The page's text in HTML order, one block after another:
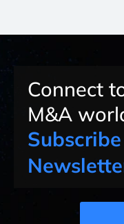
Connect
M&A